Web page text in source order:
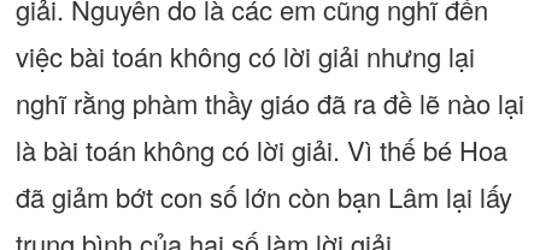
giải. Nguyên do là các em cũng nghĩ đến
việc bài toán không có lời giải nhưng lại
nghĩ rằng phàm thầy giáo đã ra đề lẽ nào lại
là bài toán không có lời giải. Vì thế bé Hoa
đã giảm bớt con số lớn còn bạn Lâm lại lấy